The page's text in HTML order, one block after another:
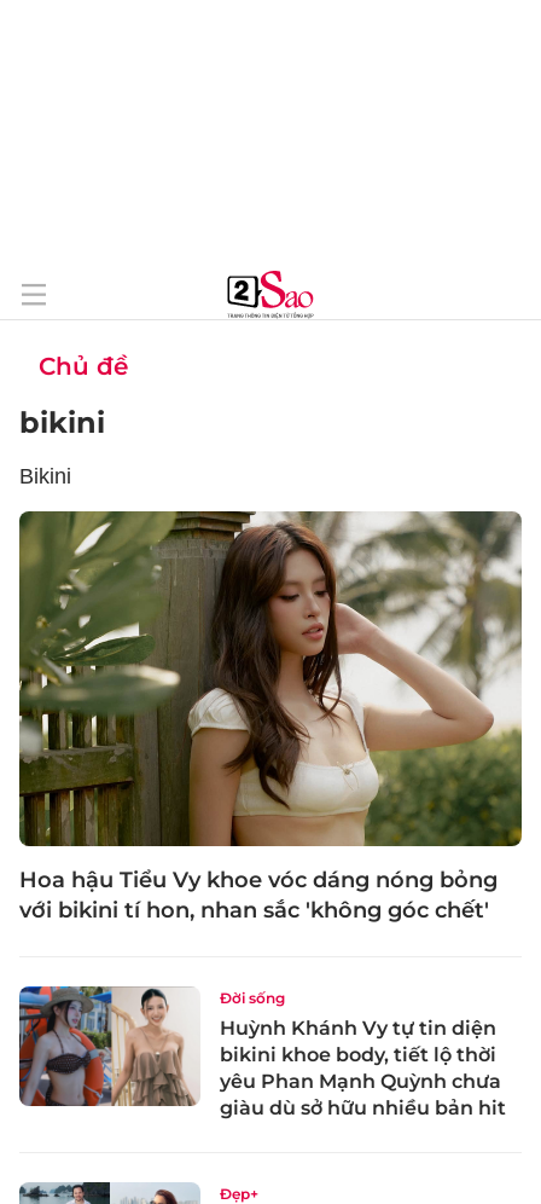
Chủ đề
bikini
Bikini
Hoa hậu Tiểu Vy khoe vóc dáng nóng bỏng
với bikini tí hon, nhan sắc 'không góc chết'
Đời sống
Huỳnh Khánh Vy tự tin diện
bikini khoe body, tiết lộ thời
yêu Phan Mạnh Quỳnh chưa
giàu dù sở hữu nhiều bản hit
Đẹp+